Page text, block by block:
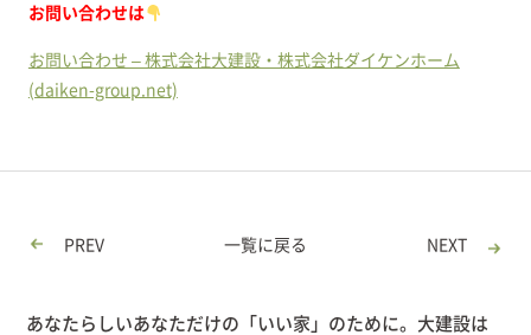
お問い合わせは
お問い合わせ – 株式会社大建設・株式会社ダイケンホーム
(daiken-group.net)
PREV 一覧に戻る NEXT
あなたらしいあなただけの「いい家」のために。大建設は